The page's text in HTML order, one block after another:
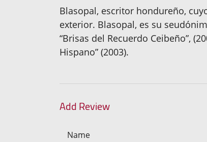
Blasopal, escritor hondureño,
exterior. Blasopal, es su
“Brisas del Recuerdo Ceibeño”,
Hispano” (2003).
Add Review
Name